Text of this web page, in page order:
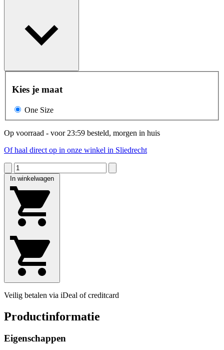
Kies je maat
One Size
Op voorraad - voor 23:59 besteld, morgen in huis
Of haal direct op in onze winkel in Sliedrecht
In winkelwagen
Veilig betalen via iDeal of creditcard
Productinformatie
Eigenschappen